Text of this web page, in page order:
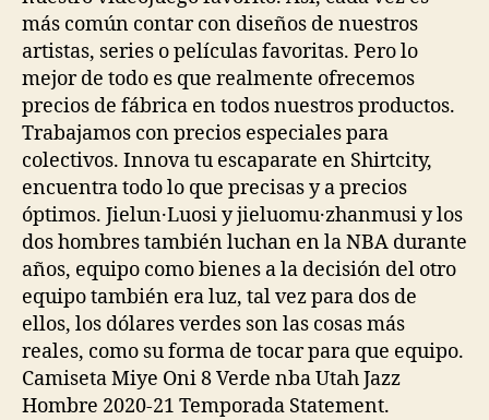
más común contar con diseños de nuestros
artistas, series o películas favoritas. Pero lo
mejor de todo es que realmente ofrecemos
precios de fábrica en todos nuestros productos.
Trabajamos con precios especiales para
colectivos. Innova tu escaparate en Shirtcity,
encuentra todo lo que precisas y a precios
óptimos. Jielun·Luosi y jieluomu·zhanmusi y los
dos hombres también luchan en la NBA durante
años, equipo como bienes a la decisión del otro
equipo también era luz, tal vez para dos de
ellos, los dólares verdes son las cosas más
reales, como su forma de tocar para que equipo.
Camiseta Miye Oni 8 Verde nba Utah Jazz
Hombre 2020-21 Temporada Statement.